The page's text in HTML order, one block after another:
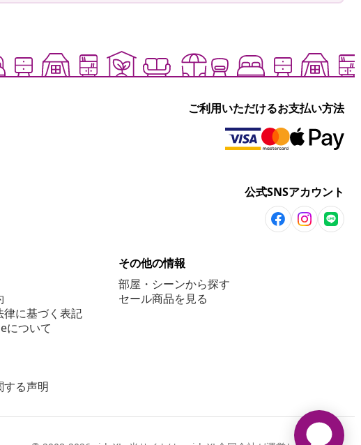
ご利用いただけるお支払い方法
公式SNSアカウント
に基づく表記
について
する声明
その他の情報
部屋・シーンから探す
セール商品を見る